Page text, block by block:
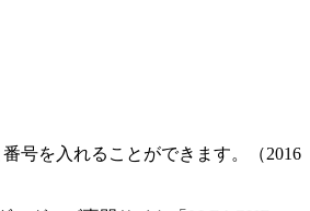
号を入れることができます。（2016